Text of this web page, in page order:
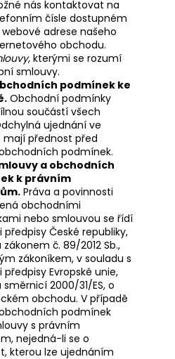
nás kontaktovat na
čísle dostupném
adrese našeho
obchodu.
, kterými se rozumí
smlouvy.
podmínek ke
Obchodní podmínky
součástí všech
ujednání ve
mají přednost před
podmínek.
a obchodních
k právním
Práva a povinnosti
obchodními
nebo smlouvou se řídí
České republiky,
č. 89/2012 Sb.,
zákoníkem, v souladu s
Evropské unie,
2000/31/ES, o
obchodu. V případě
podmínek
s právním
nejedná-li se o
kterou lze ujednáním